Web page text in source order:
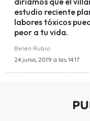
estudio reciente
labores tóxicos
peor a tu vida.
Belén Rubio
24 junio, 2019 a las 14:17